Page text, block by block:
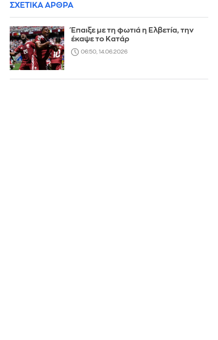
ΣΧΕΤΙΚΑ ΑΡΘΡΑ
Έπαιξε με τη φωτιά η Ελβετία, την
έκαψε το Κατάρ
06:50, 14.06.2026